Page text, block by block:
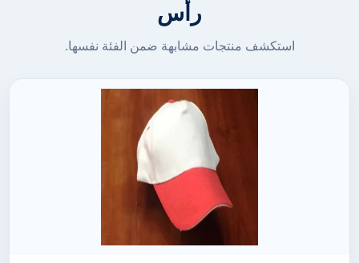
رأس
استكشف منتجات مشابهة ضمن الفئة نفسها.